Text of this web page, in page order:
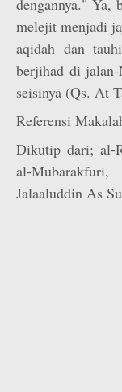
dengannya." Ya,
melejit menjadi
aqidah dan
berjihad di
seisinya (Qs. At
Referensi
Dikutip dari; al-
al-
Jalaaluddin As